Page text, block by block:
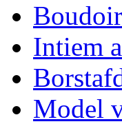
Boudoir
Intiem
Model